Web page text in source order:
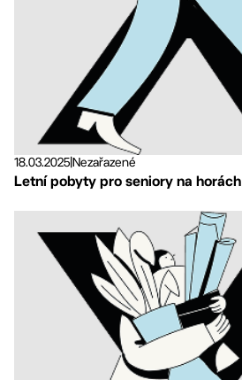
18.03.2025Nezařazené
Letní pobyty pro seniory na horách